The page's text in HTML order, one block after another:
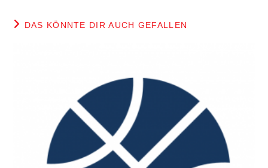
DAS KÖNNTE DIR AUCH GEFALLEN